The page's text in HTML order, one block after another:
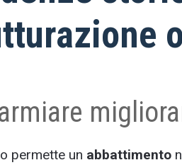
permette un abbattimento